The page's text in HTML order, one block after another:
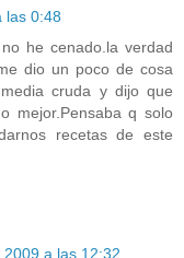
las 0:48
he cenado.la verdad
dio un poco de cosa
cruda y dijo que
mejor.Pensaba q solo
recetas de este
a las 12:32